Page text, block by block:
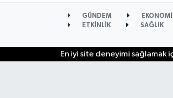
GÜNDEM EKONOMİ
ETKİNLİK
SAĞLIK
En iyi site deneyimi sağlamak